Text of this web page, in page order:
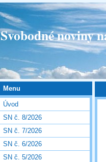
Svobodné noviny
Menu
Úvod
SN č. 8/2026
SN č. 7/2026
SN č. 6/2026
SN č. 5/2026